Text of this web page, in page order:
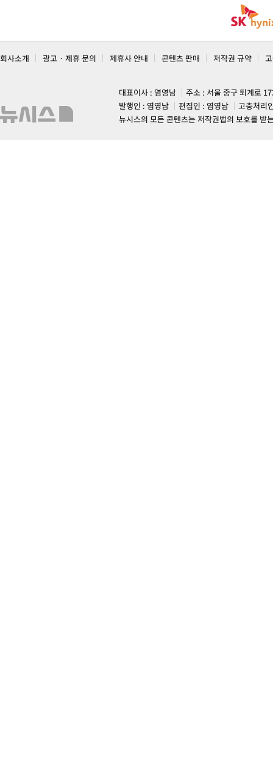
회사소개 광고 · 제휴 문의 제휴사 안내 콘텐츠 판매 저작권 규약
대표이사 : 염영남
주소 : 서울 중구 퇴계로
발행인 : 염영남
편집인 : 염영남
고충처리
뉴시스의 모든 콘텐츠는 저작권법의 보호를